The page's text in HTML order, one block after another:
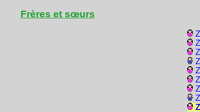
Frères et sœurs